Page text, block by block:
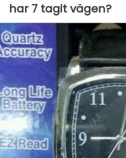
har 7 tagit vägen?